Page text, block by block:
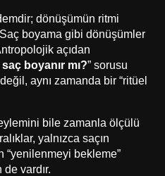
dönüşümün ritmi
boyama gibi dönüşümler
açıdan
boyanır mı?” sorusu
aynı zamanda bir “ritüel
bile zamanla ölçülü
yalnızca saçın
bekleme”
vardır.